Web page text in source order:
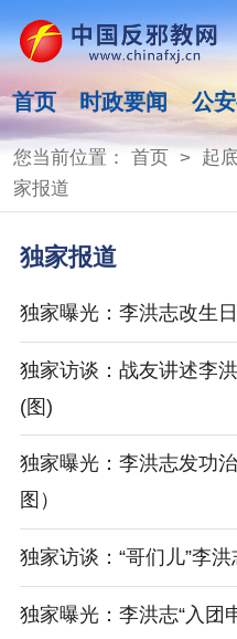
首页 时政要闻 公
您当前位置： 首页> 起
家报道
独家报道
独家曝光：李洪志改生日
独家访谈：战友讲述李
(图)
独家曝光：李洪志发功
图）
独家访谈：“哥们儿”李洪
独家曝光：李洪志“入团